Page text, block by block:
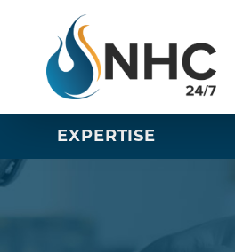
EXPERTISE